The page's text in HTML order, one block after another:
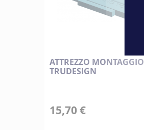
ATTREZZO MONTAGGIO
TRUDESIGN
15,70 €